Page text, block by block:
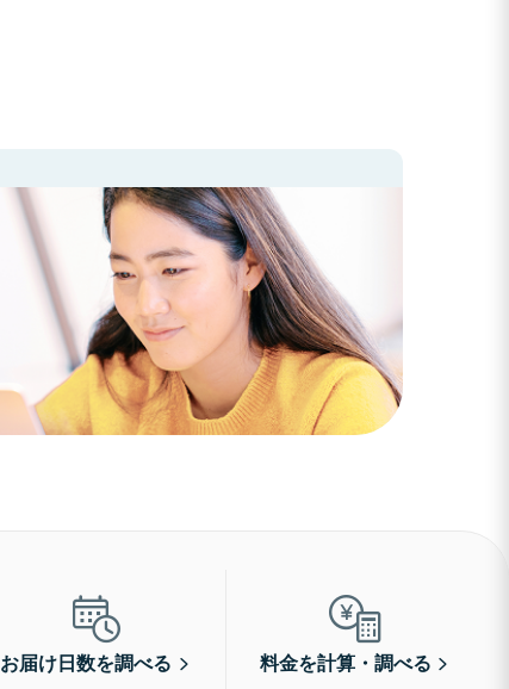
お届け日数を調べる 料金を計算・調べる